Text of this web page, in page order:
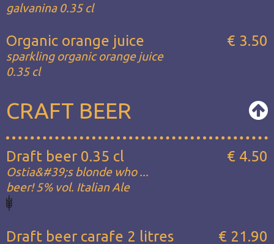
galvanina 0.35 cl
Organic orange juice
sparkling organic orange juice
0.35 cl
€ 3.50
CRAFT BEER
Draft beer 0.35 cl
Ostia&#39;s blonde who ...
beer! 5% vol. Italian Ale
€ 4.50
Draft beer carafe 2 litres € 21.90